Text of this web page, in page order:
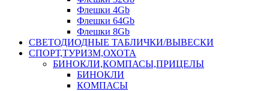
Флешки 4Gb
Флешки 64Gb
Флешки 8Gb
СВЕТОДИОДНЫЕ ТАБЛИЧКИ/ВЫВЕСКИ
СПОРТ,ТУРИЗМ,ОХОТА
БИНОКЛИ,КОМПАСЫ,ПРИЦЕЛЫ
БИНОКЛИ
КОМПАСЫ